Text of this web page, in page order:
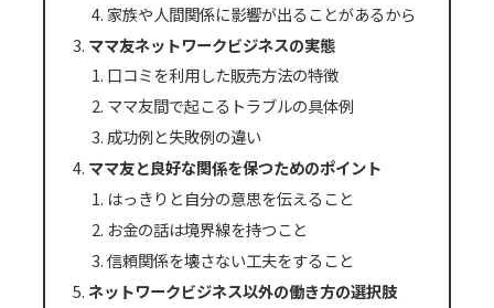
家族や人間関係に影響が出ることがあるから
ママ友ネットワークビジネスの実態
口コミを利用した販売方法の特徴
ママ友間で起こるトラブルの具体例
成功例と失敗例の違い
ママ友と良好な関係を保つためのポイント
はっきりと自分の意思を伝えること
お金の話は境界線を持つこと
信頼関係を壊さない工夫をすること
ネットワークビジネス以外の働き方の選択肢